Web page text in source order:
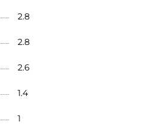
2.8
2.8
2.6
1.4
1